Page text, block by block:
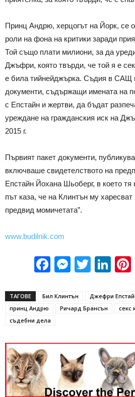
Принц Андрю, херцогът на Йорк, се
роли на фона на критики заради
Той също плати милиони, за да
Джъфри, която твърди, че той я е
е била тийнейджърка. Съдия в САЩ
документи, съдържащи имената на
с Епстайн и жертви, да бъдат
уреждане на гражданския иск на
2015 г.
Първият пакет документи,
включваше свидетелството на
Епстайн Йохана Шьоберг, в което тя
път каза, че на Клинтън му
предвид момичетата”.
www.budilnik.com
Facebook
ТАГОВЕ Бил Клинтън Джефри
принц Андрю
Ричард Брансън секс
съдебни дела